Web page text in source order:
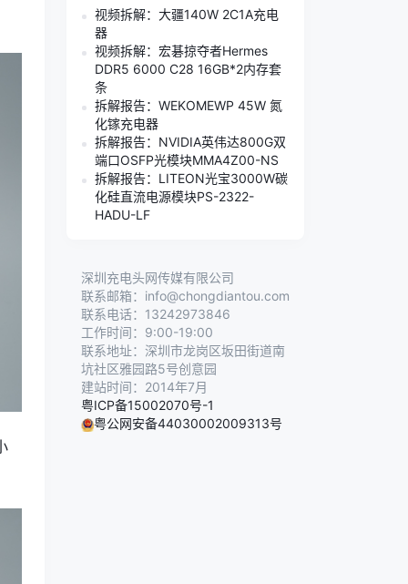
视频拆解：大疆140W 2C1A充电
器
视频拆解：宏碁掠夺者Hermes
DDR5 6000 C28 16GB*2内存套
条
拆解报告：WEKOMEWP 45W 氮
化镓充电器
拆解报告：NVIDIA英伟达800G双
端口OSFP光模块MMA4Z00-NS
拆解报告：LITEON光宝3000W碳
化硅直流电源模块PS-2322-
HADU-LF
深圳充电头网传媒有限公司
联系邮箱：info@chongdiantou.com
联系电话：13242973846
工作时间：9:00-19:00
联系地址：深圳市龙岗区坂田街道南
坑社区雅园路5号创意园
建站时间：2014年7月
粤ICP备15002070号-1
粤公网安备44030002009313号